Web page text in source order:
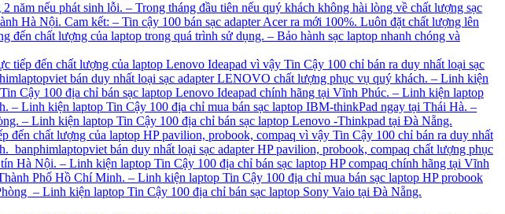
nếu phát sinh lỗi. – Trong tháng đầu tiên nếu quý khách không hài lòng về chất lượng sạc
Hà Nội. Cam kết: – Tin cậy 100 bán sạc adapter Acer ra mới 100%. Luôn đặt chất lượng lên
chất lượng của laptop trong quá trình sử dụng. – Bảo hành sạc laptop nhanh chóng và
tiếp đến chất lượng của laptop Lenovo Ideapad vì vậy Tin Cậy 100 chỉ bán ra duy nhất loại sạc
bán duy nhất loại sạc adapter LENOVO chất lượng phục vụ quý khách. – Linh kiện
Cậy 100 địa chỉ bán sạc laptop Lenovo Ideapad chính hãng tại Vĩnh Phúc. – Linh kiện laptop
Linh kiện laptop Tin Cậy 100 địa chỉ mua bán sạc laptop IBM-thinkPad ngay tại Thái Hà. –
– Linh kiện laptop Tin Cậy 100 địa chỉ bán sạc laptop Lenovo -Thinkpad tại Đà Nẵng.
đến chất lượng của laptop HP pavilion, probook, compaq vì vậy Tin Cậy 100 chỉ bán ra duy nhất
banphimlaptopviet bán duy nhất loại sạc adapter HP pavilion, probook, compaq chất lượng phục
Hà Nội. – Linh kiện laptop Tin Cậy 100 địa chỉ bán sạc laptop HP compaq chính hãng tại Vĩnh
Phố Hồ Chí Minh. – Linh kiện laptop Tin Cậy 100 địa chỉ mua bán sạc laptop HP probook
– Linh kiện laptop Tin Cậy 100 địa chỉ bán sạc laptop Sony Vaio tại Đà Nẵng.